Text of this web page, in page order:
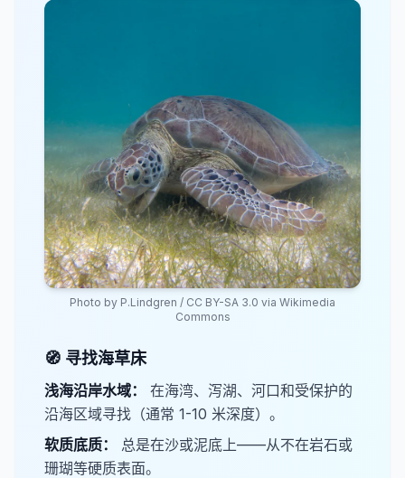
Photo by P.Lindgren / CC BY-SA 3.0 via Wikimedia
Commons
🧭 寻找海草床
浅海沿岸水域：
在海湾、泻湖、河口和受保护的
沿海区域寻找（通常 1-10 米深度）。
​软质底质：
总是在沙或泥底上——从不在岩石或
珊瑚等硬质表面。